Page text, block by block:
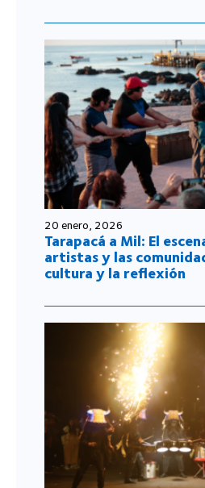
20 enero, 2026
Tarapacá a Mil: El
artistas y las
cultura y la reflexión